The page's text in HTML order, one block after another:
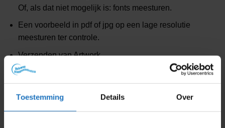
Toestemming Details Over
Of, als dat niet mogelijk is: fonts meesturen.
Een voorbeeld in pdf of jpg op een lage resolutie
meesturen ter controle.
Verzenden van Artwork
Per post naar Veluwse Vlaggen Industrie bv, Oude
Apeldoornseweg 45-024, 7333NR APELDOORN, u
kunt dan een CD of USB-stick opsturen.
Per E-mail naarinfo@vlaggen.com